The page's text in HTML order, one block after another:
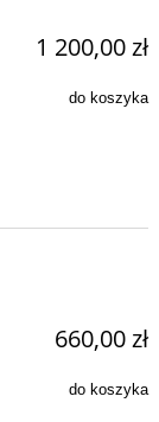
1 200,00 zł
do koszyka
660,00 zł
do koszyka